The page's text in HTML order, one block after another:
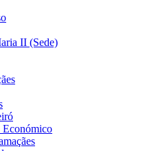
II (Sede)
Económico